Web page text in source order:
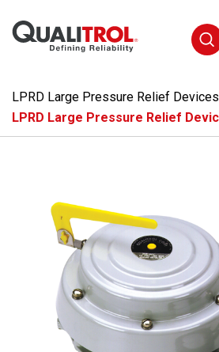
LPRD Large Pressure Relief Devices
LPRD Large Pressure Relief